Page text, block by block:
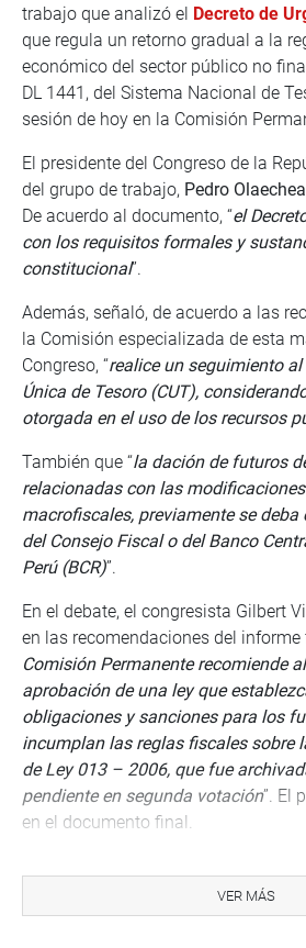
trabajo que analizó el Decreto de
que regula un retorno gradual a la
económico del sector público no
DL 1441, del Sistema Nacional de
sesión de hoy en la Comisión
El presidente del Congreso de la
del grupo de trabajo, Pedro Olaechea
De acuerdo al documento, “el
con los requisitos formales y
constitucional”.
Además, señaló, de acuerdo a las
la Comisión especializada de esta
Congreso, “realice un seguimiento
Única de Tesoro (CUT),
otorgada en el uso de los recursos
También que “la dación de futuros
relacionadas con las
macrofiscales, previamente se
del Consejo Fiscal o del Banco
Perú (BCR)”.
En el debate, el congresista Gilbert
en las recomendaciones del informe
Comisión Permanente recomiende
aprobación de una ley que
obligaciones y sanciones para los
incumplan las reglas fiscales sobre
de Ley 013 – 2006, que fue
pendiente en segunda votación”. El
en el documento final.
Posteriormente, la Comisión
mayoría, el informe final del grupo
VER MÁS